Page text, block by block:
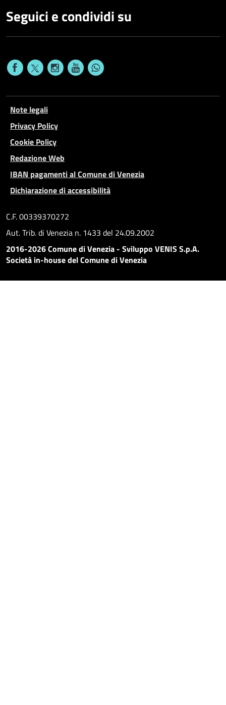
Seguici e condividi su
Note legali
Privacy Policy
Cookie Policy
Redazione Web
IBAN pagamenti al Comune di Venezia
Dichiarazione di accessibilità
C.F. 00339370272
Aut. Trib. di Venezia n. 1433 del 24.09.2002
2016-2026 Comune di Venezia - Sviluppo VENIS S.p.A.
Società in-house del Comune di Venezia